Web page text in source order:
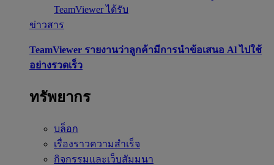
TeamViewer ได้รับ
ข่าวสาร
TeamViewer รายงานว่าลูกค้ามีการนำข้อเสนอ Al ไปใช้
อย่างรวดเร็ว
ทรัพยากร
บล็อก
เรื่องราวความสำเร็จ
กิจกรรมและเว็บสัมมนา